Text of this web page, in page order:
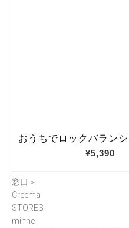
窓口＞
Creema
STORES
minne